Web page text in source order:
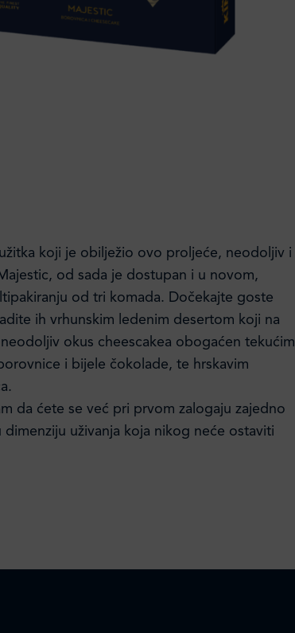
koji je obilježio ovo proljeće, neodoljiv i
od sada je dostupan i u novom,
od tri komada. Dočekajte goste
ih vrhunskim ledenim desertom koji na
okus cheescakea obogaćen tekućim
i bijele čokolade, te hrskavim
da ćete se već pri prvom zalogaju zajedno
dimenziju uživanja koja nikog neće ostaviti